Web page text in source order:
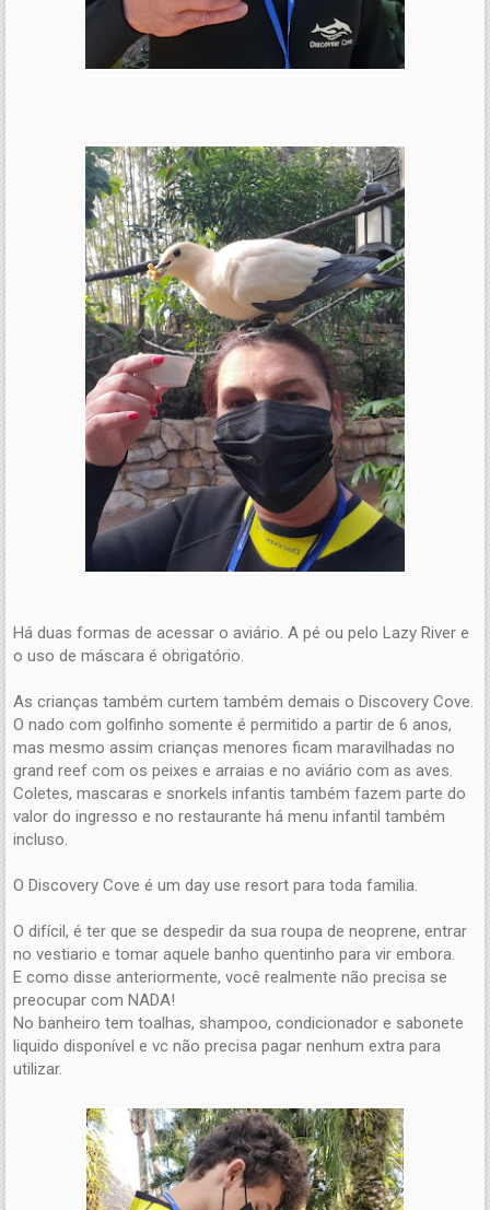
Há duas formas de acessar o aviário. A pé ou pelo Lazy River e
o uso de máscara é obrigatório.
As crianças também curtem também demais o Discovery Cove.
O nado com golfinho somente é permitido a partir de 6 anos,
mas mesmo assim crianças menores ficam maravilhadas no
grand reef com os peixes e arraias e no aviário com as aves.
Coletes, mascaras e snorkels infantis também fazem parte do
valor do ingresso e no restaurante há menu infantil também
incluso.
O Discovery Cove é um day use resort para toda familia.
O difícil, é ter que se despedir da sua roupa de neoprene, entrar
no vestiario e tomar aquele banho quentinho para vir embora.
E como disse anteriormente, você realmente não precisa se
preocupar com NADA!
No banheiro tem toalhas, shampoo, condicionador e sabonete
liquido disponível e vc não precisa pagar nenhum extra para
utilizar.